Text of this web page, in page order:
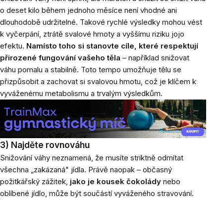
o deset kilo během jednoho měsíce není vhodné ani
dlouhodobě udržitelné. Takové rychlé výsledky mohou vést
k vyčerpání, ztrátě svalové hmoty a vyššímu riziku jojo
efektu. Namísto toho si stanovte cíle, které respektují
přirozené fungování vašeho těla – například snižovat
váhu pomalu a stabilně. Toto tempo umožňuje tělu se
přizpůsobit a zachovat si svalovou hmotu, což je klíčem k
vyváženému metabolismu a trvalým výsledkům.
3) Najděte rovnováhu
Snižování váhy neznamená, že musíte striktně odmítat
všechna „zakázaná" jídla. Právě naopak – občasný
požitkářský zážitek, jako je kousek čokolády nebo
oblíbené jídlo, může být součástí vyváženého stravování.